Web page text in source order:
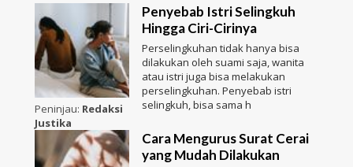
Peninjau: Redaksi
Justika
Penyebab Istri Selingkuh
Hingga Ciri-Cirinya
Perselingkuhan tidak hanya bisa
dilakukan oleh suami saja, wanita
atau istri juga bisa melakukan
perselingkuhan. Penyebab istri
selingkuh, bisa sama h
Cara Mengurus Surat Cerai
yang Mudah Dilakukan